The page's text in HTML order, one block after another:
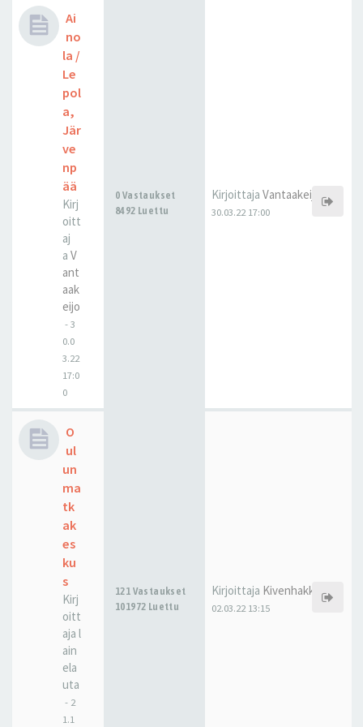
Ai
no
la /
Le
pol
a,
Jär
ve
np
ää
Kirj
oitt
aj
a V
ant
aak
eijo
-3
0.0
3.22
17:0
0
0 Vastaukset
8492 Luettu
Kirjoittaja Vantaakeijo
30.03.22 17:00
O
ul
un
ma
tk
ak
es
ku
s
Kirj
oitt
aja l
ain
ela
uta
- 2
1.1
121 Vastaukset
101972 Luettu
Kirjoittaja Kivenhakkaaja
02.03.22 13:15